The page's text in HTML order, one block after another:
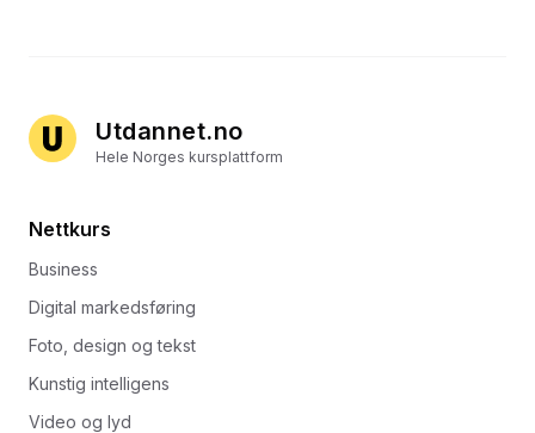
Utdannet.no
Hele Norges kursplattform
Nettkurs
Business
Digital markedsføring
Foto, design og tekst
Kunstig intelligens
Video og lyd